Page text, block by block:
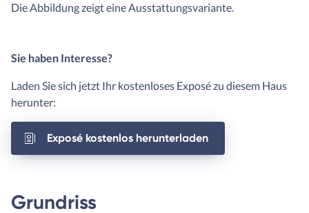
Die Abbildung zeigt eine Ausstattungsvariante.
Sie haben Interesse?
Laden Sie sich jetzt Ihr kostenloses Exposé zu diesem Haus
herunter:
Exposé kostenlos herunterladen
Grundriss